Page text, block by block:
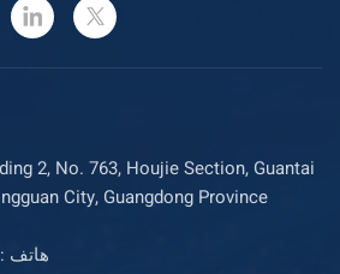
City, Guangdong Province
هاتف : +86